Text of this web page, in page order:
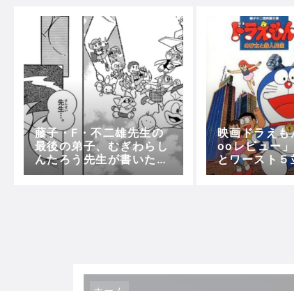
Powered by livedoor 相互RSS
藤子・F・不二雄先生の
最後の弟子、むぎわらし
んたろう先生が書いた感
動の物語「ドラえもん物
映画ドラえ
ooレビュー
とワースト５
結果…